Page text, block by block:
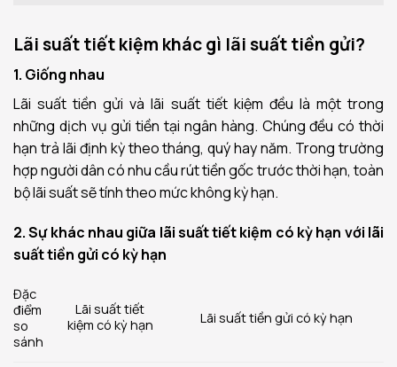
Lãi suất tiết kiệm khác gì lãi suất tiền gửi?
1. Giống nhau
Lãi suất tiền gửi và lãi suất tiết kiệm đều là một trong
những dịch vụ gửi tiền tại ngân hàng. Chúng đều có thời
hạn trả lãi định kỳ theo tháng, quý hay năm. Trong trường
hợp người dân có nhu cầu rút tiền gốc trước thời hạn, toàn
bộ lãi suất sẽ tính theo mức không kỳ hạn.
2. Sự khác nhau giữa lãi suất tiết kiệm có kỳ hạn với lãi
suất tiền gửi có kỳ hạn
Đặc
điểm
so
sánh
Lãi suất tiết
kiệm có kỳ hạn
Lãi suất tiền gửi có kỳ hạn